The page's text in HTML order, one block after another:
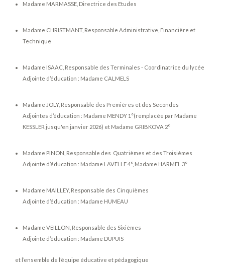
Madame MARMASSE, Directrice des Etudes
Madame CHRISTMANT, Responsable Administrative, Financière et
Technique
Madame ISAAC, Responsable des Terminales - Coordinatrice du lycée
Adjointe d’éducation : Madame CALMELS
Madame JOLY, Responsable des Premières et des Secondes
Adjointes d’éducation : Madame MENDY 1°(remplacée par Madame
KESSLER jusqu'en janvier 2026) et Madame GRIBKOVA 2°
Madame PINON, Responsable des Quatrièmes et des Troisièmes
Adjointe d’éducation : Madame LAVELLE 4°, Madame HARMEL 3°
Madame MAILLEY, Responsable des Cinquièmes
Adjointe d’éducation : Madame HUMEAU
Madame VEILLON, Responsable des Sixièmes
Adjointe d’éducation : Madame DUPUIS
et l’ensemble de l’équipe éducative et pédagogique